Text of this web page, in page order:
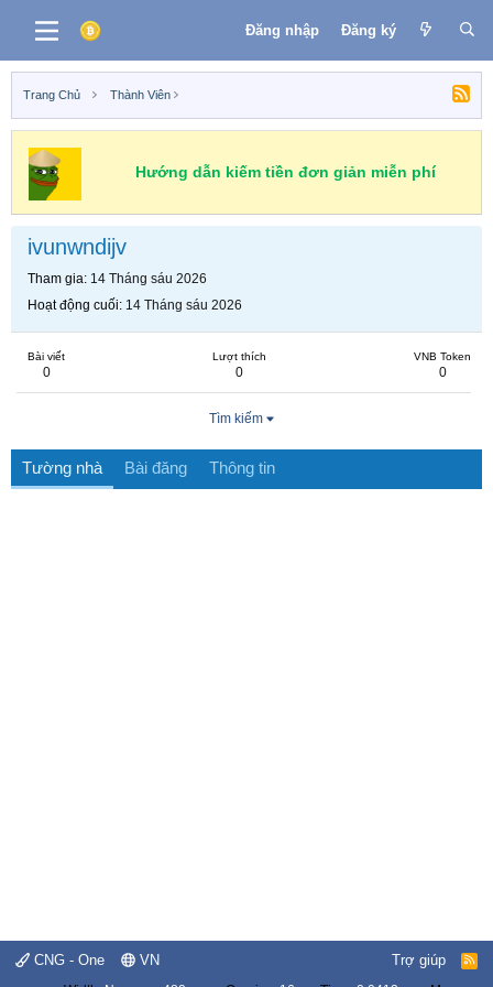
Đăng nhập Đăng ký
Trang Chủ Thành Viên
Hướng dẫn kiếm tiền đơn giản miễn phí
ivunwndijv
Tham gia 14 Tháng sáu 2026
Hoạt động cuối 14 Tháng sáu 2026
Bài viết
0
Lượt thích
0
VNB Token
0
Tìm kiếm
Tường nhà Bài đăng Thông tin
CNG - One VN Trợ giúp
R